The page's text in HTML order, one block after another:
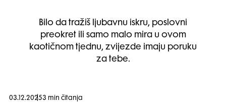
Bilo da tražiš ljubavnu iskru, poslovni
preokret ili samo malo mira u ovom
kaotičnom tjednu, zvijezde imaju poruku
za tebe.
03.12.20253 min čitanja